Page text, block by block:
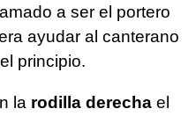
a ser el portero
ayudar al canterano
principio.
la rodilla derecha el